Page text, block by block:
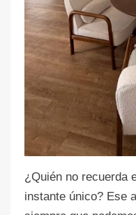
¿Quién no recuerda
instante único? Ese